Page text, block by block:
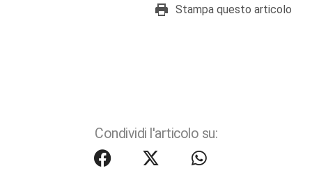
Stampa questo articolo
Condividi l'articolo su: